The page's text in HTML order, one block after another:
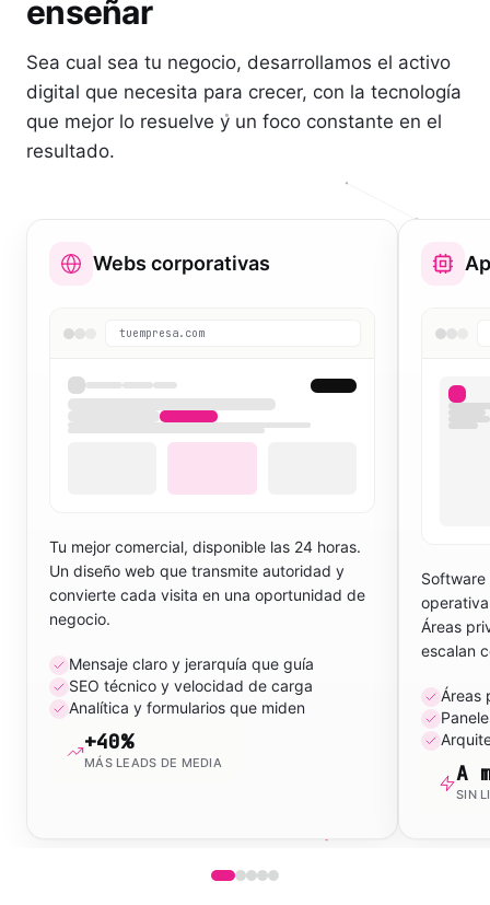
enseñar
Sea cual sea tu negocio, desarrollamos el activo
digital que necesita para crecer, con la tecnología
que mejor lo resuelve y un foco constante en el
resultado.
Webs corporativas
tuempresa.com
Tu mejor comercial, disponible las 24 horas.
Un diseño web que transmite autoridad y
convierte cada visita en una oportunidad de
negocio.
Mensaje claro y jerarquía que guía
SEO técnico y velocidad de carga
Analítica y formularios que miden
+40%
MÁS LEADS DE MEDIA
Áreas
escalan
Áreas
A
SIN